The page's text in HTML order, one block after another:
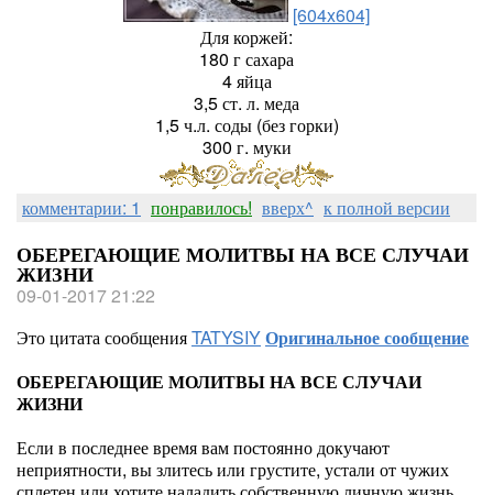
[604x604]
Для коржей:
180 г сахара
4 яйца
3,5 ст. л. меда
1,5 ч.л. соды (без горки)
300 г. муки
комментарии: 1 понравилось! вверх^ к полной версии
ОБЕРЕГАЮЩИЕ МОЛИТВЫ НА ВСЕ СЛУЧАИ
ЖИЗНИ
09-01-2017 21:22
Это цитата сообщенияTATYSIYОригинальное сообщение
ОБЕРЕГАЮЩИЕ МОЛИТВЫ НА ВСЕ СЛУЧАИ
ЖИЗНИ
Если в последнее время вам постоянно докучают
неприятности, вы злитесь или грустите, устали от чужих